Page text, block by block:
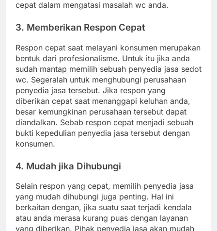
cepat dalam mengatasi masalah wc anda.
3. Memberikan Respon Cepat
Respon cepat saat melayani konsumen merupakan
bentuk dari profesionalisme. Untuk itu jika anda
sudah mantap memilih sebuah penyedia jasa sedot
wc. Segeralah untuk menghubungi perusahaan
penyedia jasa tersebut. Jika respon yang
diberikan cepat saat menanggapi keluhan anda,
besar kemungkinan perusahaan tersebut dapat
diandalkan. Sebab respon cepat menjadi sebuah
bukti kepedulian penyedia jasa tersebut dengan
konsumen.
4. Mudah jika Dihubungi
Selain respon yang cepat, memilih penyedia jasa
yang mudah dihubungi juga penting. Hal ini
berkaitan dengan, jika suatu saat terjadi kendala
atau anda merasa kurang puas dengan layanan
yang diberikan. Pihak penyedia jasa akan mudah